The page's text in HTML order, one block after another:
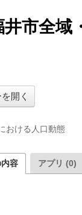
井市全
開く
おける人口動態
容 アプリ (0)